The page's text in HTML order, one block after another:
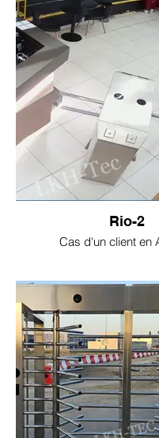
Rio-2
Cas d'un client en